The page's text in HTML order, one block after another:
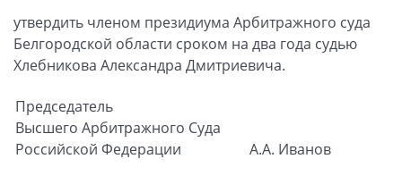
утвердить членом президиума Арбитражного суда
Белгородской области сроком на два года судью
Хлебникова Александра Дмитриевича.
Председатель
Высшего Арбитражного Суда
Российской Федерации
А.А. Иванов